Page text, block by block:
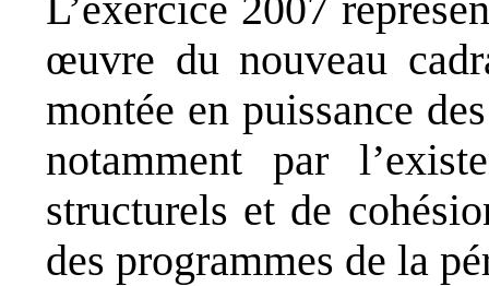
œuvre du nouveau
montée en puissance
notamment par
structurels et de
des programmes de la